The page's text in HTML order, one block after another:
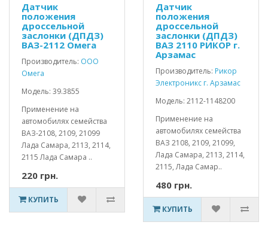
Датчик
положения
дроссельной
заслонки (ДПДЗ)
ВАЗ-2112 Омега
Производитель: ООО
Омега
Модель: 39.3855
Применение на
автомобилях семейства
ВАЗ-2108, 2109, 21099
Лада Самара, 2113, 2114,
2115 Лада Самара ..
220 грн.
КУПИТЬ
Датчик
положения
дроссельной
заслонки (ДПДЗ)
ВАЗ 2110 РИКОР г.
Арзамас
Производитель: Рикор
Электроникс г. Арзамас
Модель: 2112-1148200
Применение на
автомобилях семейства
ВАЗ 2108, 2109, 21099,
Лада Самара, 2113, 2114,
2115, Лада Самар..
480 грн.
КУПИТЬ